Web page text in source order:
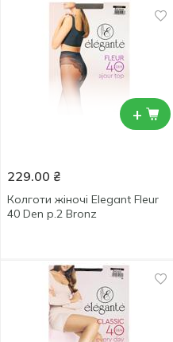
+
229.00 ₴
Колготи жіночі Elegant Fleur
40 Den р.2 Bronz